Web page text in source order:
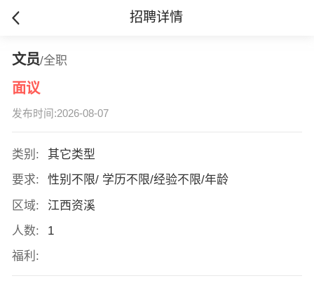
招聘详情
文员/全职
面议
发布时间:2026-08-07
类别:
其它类型
要求:
性别不限/ 学历不限/经验不限/年龄
区域:
江西资溪
人数:
1
福利: